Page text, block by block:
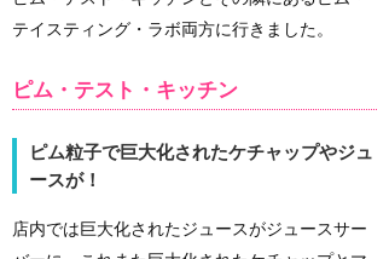
テイスティング・ラボ両方に行きました。
ピム・テスト・キッチン
ピム粒子で巨大化されたケチャップやジュ
ースが！
店内では巨大化されたジュースがジュースサー